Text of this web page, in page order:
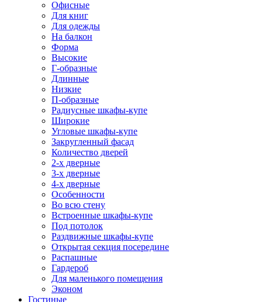
Офисные
Для книг
Для одежды
На балкон
Форма
Высокие
Г-образные
Длинные
Низкие
П-образные
Радиусные шкафы-купе
Широкие
Угловые шкафы-купе
Закругленный фасад
Количество дверей
2-х дверные
3-х дверные
4-х дверные
Особенности
Во всю стену
Встроенные шкафы-купе
Под потолок
Раздвижные шкафы-купе
Открытая секция посередине
Распашные
Гардероб
Для маленького помещения
Эконом
Гостиные